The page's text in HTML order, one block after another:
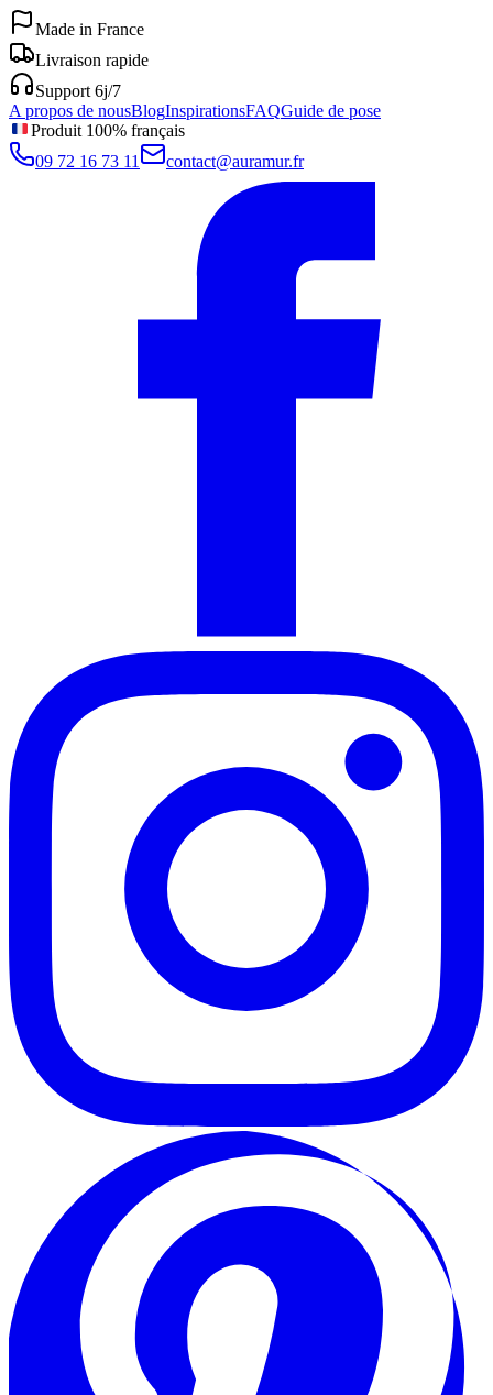
Made in France
Livraison rapide
Support 6j/7
A propos de nousBlogInspirationsFAQGuide de pose
Produit 100% français
09 72 16 73 11
contact@auramur.fr